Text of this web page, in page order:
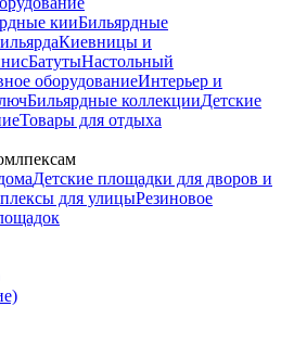
кииБильярдные
Киевницы и
БатутыНастольный
оборудованиеИнтерьер и
Бильярдные коллекцииДетские
Товары для отдыха
Детские площадки для дворов и
для улицыРезиновое